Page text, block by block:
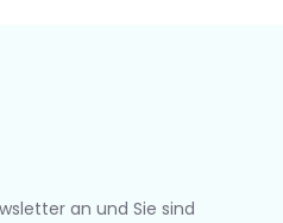
an und Sie sind